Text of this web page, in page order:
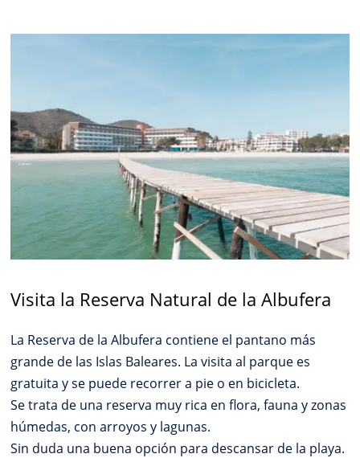
Visita la Reserva Natural de la Albufera
La Reserva de la Albufera contiene el pantano más
grande de las Islas Baleares. La visita al parque es
gratuita y se puede recorrer a pie o en bicicleta.
Se trata de una reserva muy rica en flora, fauna y zonas
húmedas, con arroyos y lagunas.
Sin duda una buena opción para descansar de la playa.